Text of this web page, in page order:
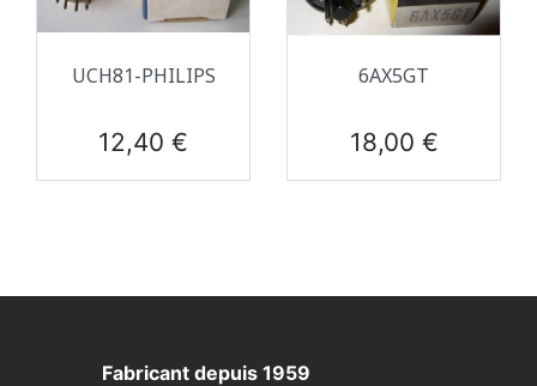
UCH81-PHILIPS
Prix
12,40 €
6AX5GT
Prix
18,00 €
Fabricant depuis 1959